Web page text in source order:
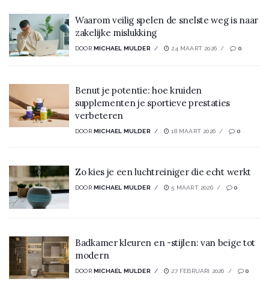
Waarom veilig spelen de snelste weg is naar
zakelijke mislukking
DOOR MICHAEL MULDER 24 MAART 2026 0
Benut je potentie: hoe kruiden
supplementen je sportieve prestaties
verbeteren
DOOR MICHAEL MULDER 18 MAART 2026 0
Zo kies je een luchtreiniger die echt werkt
DOOR MICHAEL MULDER 5 MAART 2026 0
Badkamer kleuren en -stijlen: van beige tot
modern
DOOR MICHAEL MULDER 27 FEBRUARI 2026 0